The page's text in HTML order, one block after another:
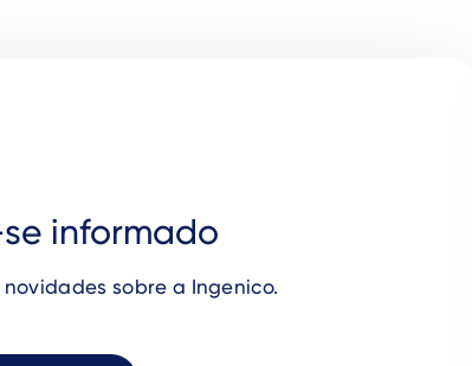
informado
novidades sobre a Ingenico.